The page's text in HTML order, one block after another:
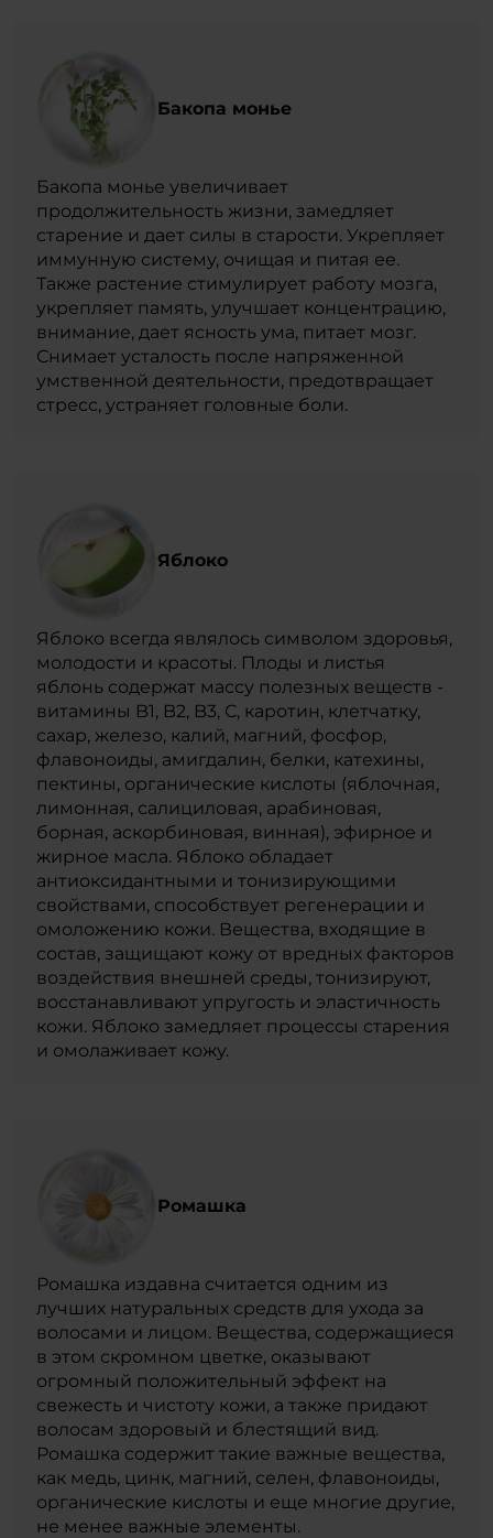
Бакопа монье
Бакопа монье увеличивает
продолжительность жизни, замедляет
старение и дает силы в старости. Укрепляет
иммунную систему, очищая и питая ее.
Также растение стимулирует работу мозга,
укрепляет память, улучшает концентрацию,
внимание, дает ясность ума, питает мозг.
Снимает усталость после напряженной
умственной деятельности, предотвращает
стресс, устраняет головные боли.
Яблоко
Яблоко всегда являлось символом здоровья,
молодости и красоты. Плоды и листья
яблонь содержат массу полезных веществ -
витамины B1, B2, B3, С, каротин, клетчатку,
сахар, железо, калий, магний, фосфор,
флавоноиды, амигдалин, белки, катехины,
пектины, органические кислоты (яблочная,
лимонная, салициловая, арабиновая,
борная, аскорбиновая, винная), эфирное и
жирное масла. Яблоко обладает
антиоксидантными и тонизирующими
свойствами, способствует регенерации и
омоложению кожи. Вещества, входящие в
состав, защищают кожу от вредных факторов
воздействия внешней среды, тонизируют,
восстанавливают упругость и эластичность
кожи. Яблоко замедляет процессы старения
и омолаживает кожу.
Ромашка
Ромашка издавна считается одним из
лучших натуральных средств для ухода за
волосами и лицом. Вещества, содержащиеся
в этом скромном цветке, оказывают
огромный положительный эффект на
свежесть и чистоту кожи, а также придают
волосам здоровый и блестящий вид.
Ромашка содержит такие важные вещества,
как медь, цинк, магний, селен, флавоноиды,
органические кислоты и еще многие другие,
не менее важные элементы.